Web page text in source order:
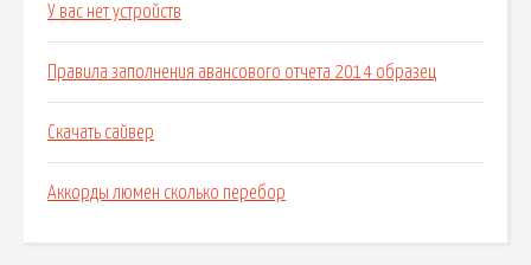
У вас нет устройств
Правила заполнения авансового отчета 2014 образец
Скачать сайвер
Аккорды люмен сколько перебор